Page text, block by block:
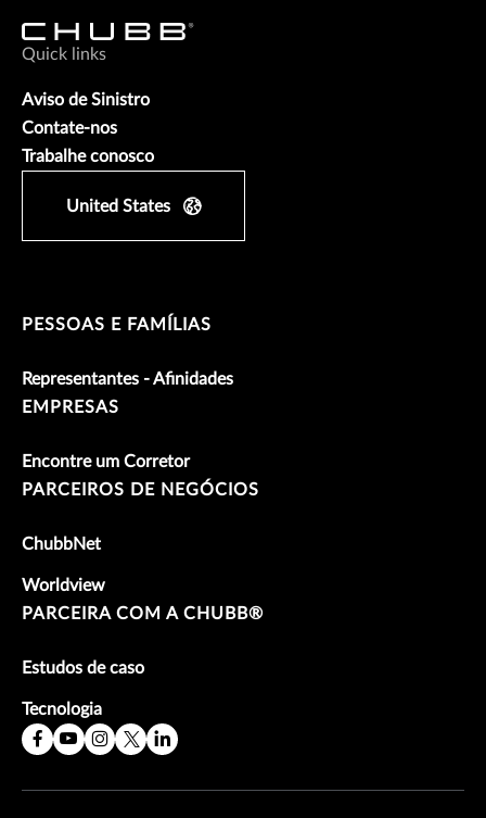
Quick links
Aviso de Sinistro
Contate-nos
Trabalhe conosco
United States
PESSOAS E FAMÍLIAS
Representantes - Afinidades
EMPRESAS
Encontre um Corretor
PARCEIROS DE NEGÓCIOS
ChubbNet
Worldview
PARCEIRA COM A CHUBB®
Estudos de caso
Tecnologia